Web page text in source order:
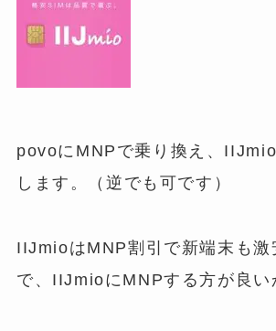
povoにMNPで乗り換え、
します。（逆でも可です）
IIJmioはMNP割引で新端末も激
で、IIJmioにMNPする方が良い